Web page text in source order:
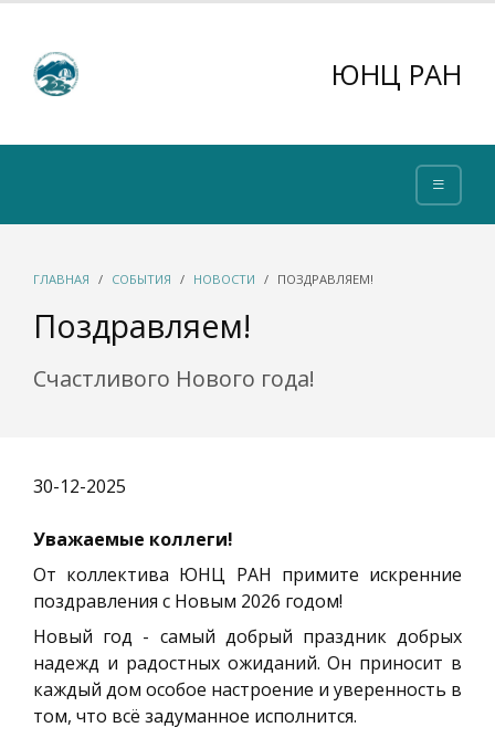
ЮНЦ РАН
ГЛАВНАЯ СОБЫТИЯ НОВОСТИ ПОЗДРАВЛЯЕМ!
Поздравляем!
Счастливого Нового года!
30-12-2025
Уважаемые коллеги!
От коллектива ЮНЦ РАН примите искренние
поздравления с Новым 2026 годом!
Новый год - самый добрый праздник добрых
надежд и радостных ожиданий. Он приносит в
каждый дом особое настроение и уверенность в
том, что всё задуманное исполнится.